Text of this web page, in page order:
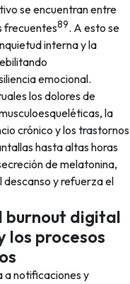
se encuentran entre
frecuentes89. A esto se
interna y la
emocional.
los dolores de
la
crónico y los trastornos
hasta altas horas
de melatonina,
y refuerza el
burnout digital
los procesos
a notificaciones y